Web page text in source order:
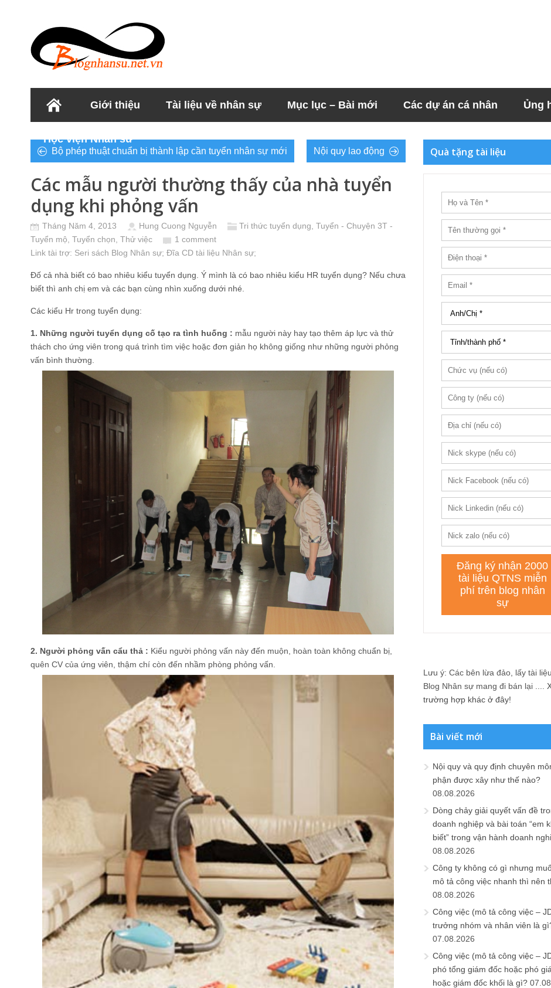
Giới thiệu Tài liệu về nhân sự Mục lục – Bài mới Các dự án cá nhân Ủng
Học viện Nhân sư
Bộ phép thuật chuẩn bị thành lập cần tuyển nhân sự mới Nội quy lao động
Các mẫu người thường thấy của nhà tuyển
dụng khi phỏng vấn
Tháng Năm 4, 2013 Hung Cuong Nguyễn Tri thức tuyển dụng Tuyển - Chuyện 3T -
Tuyển mộ, Tuyển chọn, Thử việc
1 comment
Link tài trợ: Seri sách Blog Nhân sự; Đĩa CD tài liệu Nhân sự;
Đố cả nhà biết có bao nhiêu kiểu tuyển dụng. Ý mình là có bao nhiêu kiểu HR tuyển dụng? Nếu chưa
biết thì anh chị em và các bạn cùng nhìn xuống dưới nhé.
Các kiểu Hr trong tuyển dụng:
1. Những người tuyển dụng cố tạo ra tình huống : mẫu người này hay tạo thêm áp lực và thử
thách cho ứng viên trong quá trình tìm việc hoặc đơn giản họ không giống như những người phỏng
vấn bình thường.
2. Người phỏng vấn cẩu thả : Kiểu người phỏng vấn này đến muộn, hoàn toàn không chuẩn bị,
quên CV của ứng viên, thậm chí còn đến nhầm phòng phỏng vấn.
Quà tặng tài liệu
Lưu ý: Các bên lừa đảo, lấy tài
Blog Nhân sự mang đi bán lại ....
trường hợp khác ở đây!
Bài viết mới
Nội quy và quy định chuyên
phận được xây như thế nào?
08.08.2026
Dòng chảy giải quyết vấn đề
doanh nghiệp và bài toán “em
biết” trong vận hành doanh
08.08.2026
Công ty không có gì nhưng
mô tả công việc nhanh thì nên
08.08.2026
Công việc (mô tả công việc –
trưởng nhóm và nhân viên là
07.08.2026
Công việc (mô tả công việc –
phó tổng giám đốc hoặc phó
hoặc giám đốc khối là gì?